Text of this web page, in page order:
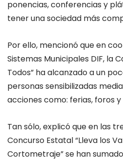
ponencias, conferencias y
tener una sociedad más
Por ello, mencionó que en
Sistemas Municipales DIF, la
Todos” ha alcanzado a un
personas sensibilizadas
acciones como: ferias, foros
Tan sólo, explicó que en las
Concurso Estatal “Lleva los
Cortometraje” se han